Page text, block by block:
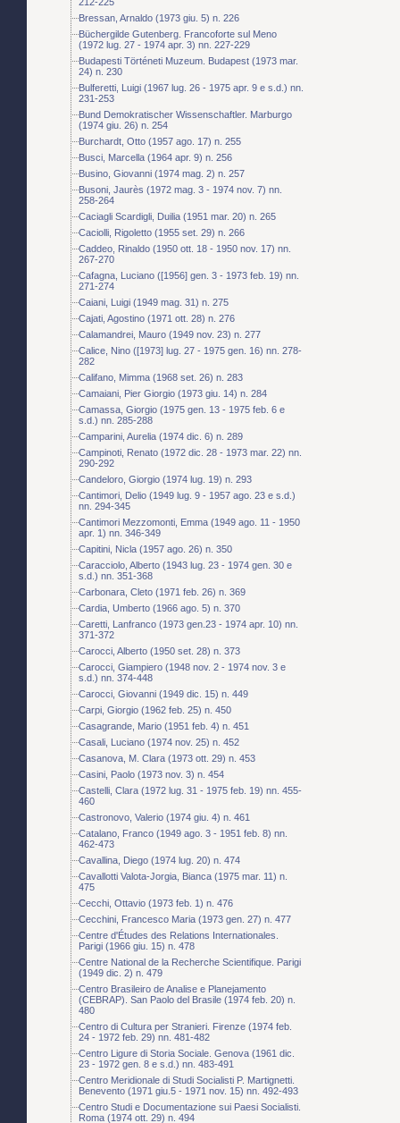
Bressan, Arnaldo (1973 giu. 5) n. 226
Büchergilde Gutenberg. Francoforte sul Meno
(1972 lug. 27 - 1974 apr. 3) nn. 227-229
Budapesti Történeti Muzeum. Budapest (1973 mar.
24) n. 230
Bulferetti, Luigi (1967 lug. 26 - 1975 apr. 9 e s.d.) nn.
231-253
Bund Demokratischer Wissenschaftler. Marburgo
(1974 giu. 26) n. 254
Burchardt, Otto (1957 ago. 17) n. 255
Busci, Marcella (1964 apr. 9) n. 256
Busino, Giovanni (1974 mag. 2) n. 257
Busoni, Jaurès (1972 mag. 3 - 1974 nov. 7) nn.
258-264
Caciagli Scardigli, Duilia (1951 mar. 20) n. 265
Caciolli, Rigoletto (1955 set. 29) n. 266
Caddeo, Rinaldo (1950 ott. 18 - 1950 nov. 17) nn.
267-270
Cafagna, Luciano ([1956] gen. 3 - 1973 feb. 19) nn.
271-274
Caiani, Luigi (1949 mag. 31) n. 275
Cajati, Agostino (1971 ott. 28) n. 276
Calamandrei, Mauro (1949 nov. 23) n. 277
Calice, Nino ([1973] lug. 27 - 1975 gen. 16) nn. 278-
282
Califano, Mimma (1968 set. 26) n. 283
Camaiani, Pier Giorgio (1973 giu. 14) n. 284
Camassa, Giorgio (1975 gen. 13 - 1975 feb. 6 e
s.d.) nn. 285-288
Camparini, Aurelia (1974 dic. 6) n. 289
Campinoti, Renato (1972 dic. 28 - 1973 mar. 22) nn.
290-292
Candeloro, Giorgio (1974 lug. 19) n. 293
Cantimori, Delio (1949 lug. 9 - 1957 ago. 23 e s.d.)
nn. 294-345
Cantimori Mezzomonti, Emma (1949 ago. 11 - 1950
apr. 1) nn. 346-349
Capitini, Nicla (1957 ago. 26) n. 350
Caracciolo, Alberto (1943 lug. 23 - 1974 gen. 30 e
s.d.) nn. 351-368
Carbonara, Cleto (1971 feb. 26) n. 369
Cardia, Umberto (1966 ago. 5) n. 370
Caretti, Lanfranco (1973 gen.23 - 1974 apr. 10) nn.
371-372
Carocci, Alberto (1950 set. 28) n. 373
Carocci, Giampiero (1948 nov. 2 - 1974 nov. 3 e
s.d.) nn. 374-448
Carocci, Giovanni (1949 dic. 15) n. 449
Carpi, Giorgio (1962 feb. 25) n. 450
Casagrande, Mario (1951 feb. 4) n. 451
Casali, Luciano (1974 nov. 25) n. 452
Casanova, M. Clara (1973 ott. 29) n. 453
Casini, Paolo (1973 nov. 3) n. 454
Castelli, Clara (1972 lug. 31 - 1975 feb. 19) nn. 455-
460
Castronovo, Valerio (1974 giu. 4) n. 461
Catalano, Franco (1949 ago. 3 - 1951 feb. 8) nn.
462-473
Cavallina, Diego (1974 lug. 20) n. 474
Cavallotti Valota-Jorgia, Bianca (1975 mar. 11) n.
475
Cecchi, Ottavio (1973 feb. 1) n. 476
Cecchini, Francesco Maria (1973 gen. 27) n. 477
Centre d'Études des Relations Internationales.
Parigi (1966 giu. 15) n. 478
Centre National de la Recherche Scientifique. Parigi
(1949 dic. 2) n. 479
Centro Brasileiro de Analise e Planejamento
(CEBRAP). San Paolo del Brasile (1974 feb. 20) n.
480
Centro di Cultura per Stranieri. Firenze (1974 feb.
24 - 1972 feb. 29) nn. 481-482
Centro Ligure di Storia Sociale. Genova (1961 dic.
23 - 1972 gen. 8 e s.d.) nn. 483-491
Centro Meridionale di Studi Socialisti P. Martignetti.
Benevento (1971 giu.5 - 1971 nov. 15) nn. 492-493
Centro Studi e Documentazione sui Paesi Socialisti.
Roma (1974 ott. 29) n. 494